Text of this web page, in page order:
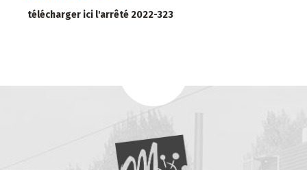
télécharger ici l'arrêté 2022-323